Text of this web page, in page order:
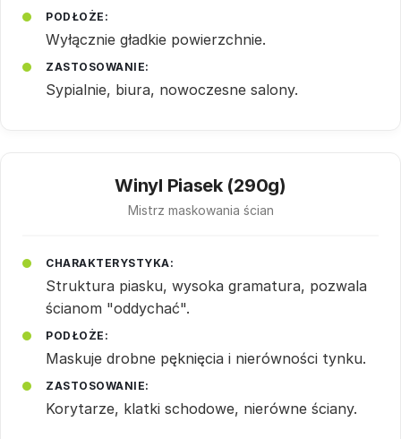
PODŁOŻE:
Wyłącznie gładkie powierzchnie.
ZASTOSOWANIE:
Sypialnie, biura, nowoczesne salony.
Winyl Piasek (290g)
Mistrz maskowania ścian
CHARAKTERYSTYKA:
Struktura piasku, wysoka gramatura, pozwala
ścianom "oddychać".
PODŁOŻE:
Maskuje drobne pęknięcia i nierówności tynku.
ZASTOSOWANIE:
Korytarze, klatki schodowe, nierówne ściany.